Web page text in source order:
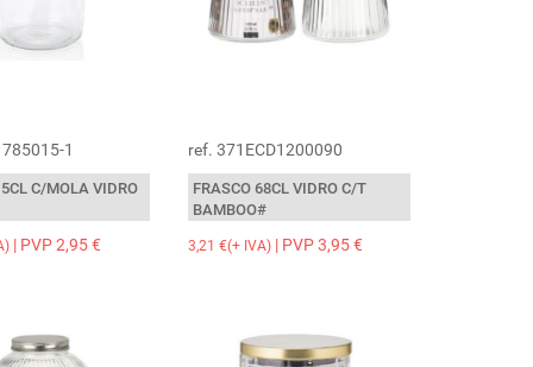
1
C/MOLA VIDRO
| PVP 2,95 €
ref. 371ECD1200090
FRASCO 68CL VIDRO C/T
BAMBOO#
3,21 €(+ IVA)| PVP 3,95 €